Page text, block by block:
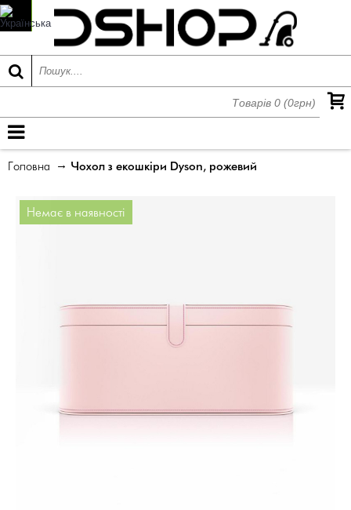
Товарів 0 (0грн)
Головна Чохол з екошкіри Dyson, рожевий
Немає в наявності